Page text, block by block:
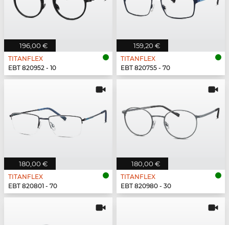
196,00 €
TITANFLEX
EBT 820952 - 10
159,20 €
TITANFLEX
EBT 820755 - 70
180,00 €
TITANFLEX
EBT 820801 - 70
180,00 €
TITANFLEX
EBT 820980 - 30